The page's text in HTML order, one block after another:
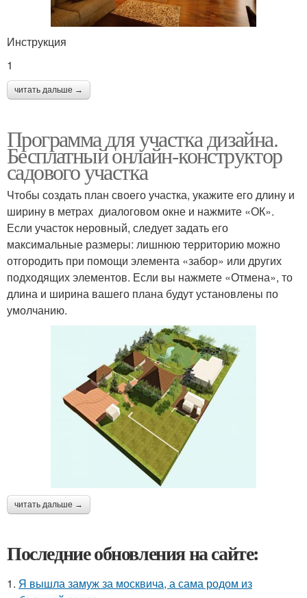
Инструкция
1
читать дальше →
Программа для участка дизайна.
Бесплатный онлайн-конструктор
садового участка
Чтобы создать план своего участка, укажите его длину и
ширину в метрах диалоговом окне и нажмите «ОК».
Если участок неровный, следует задать его
максимальные размеры: лишнюю территорию можно
отгородить при помощи элемента «забор» или других
подходящих элементов. Если вы нажмете «Отмена», то
длина и ширина вашего плана будут установлены по
умолчанию.
читать дальше →
Последние обновления на сайте:
1. Я вышла замуж за москвича, а сама родом из